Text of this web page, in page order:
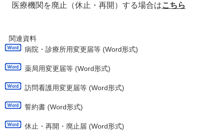
医療機関を廃止（休止・再開）する場合はこちら
関連資料
病院・診療所用変更届等 (Word形式)
薬局用変更届等 (Word形式)
訪問看護用変更届等 (Word形式)
誓約書 (Word形式)
休止・再開・廃止届 (Word形式)